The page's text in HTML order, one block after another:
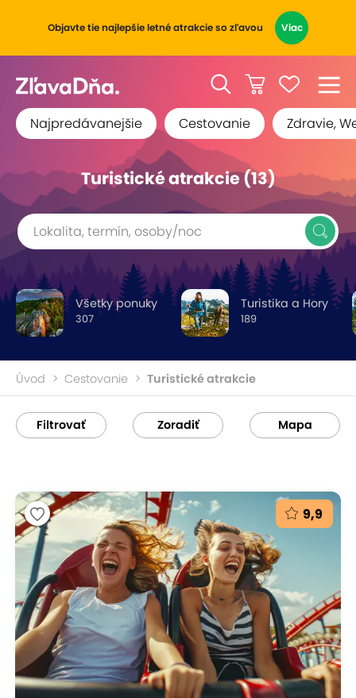
Objavte tie najlepšie letné atrakcie so zľavou Viac
Najpredávanejšie Cestovanie Zdravie,
Turistické atrakcie (13)
Lokalita, termín, osoby/noc
307
Všetky ponuky
189
Turistika a Hory
Úvod Cestovanie Turistické atrakcie
Filtrovať Zoradiť Mapa
9,9